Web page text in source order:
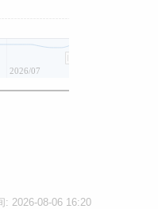
2026/07
: 2026-08-06 16:20